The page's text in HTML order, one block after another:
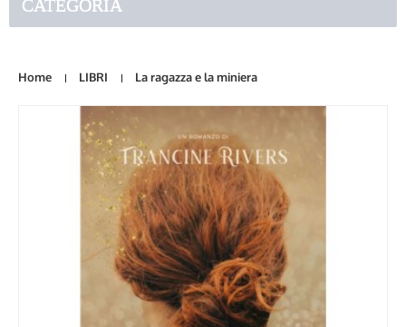
CATEGORIA
Home LIBRI La ragazza e la miniera